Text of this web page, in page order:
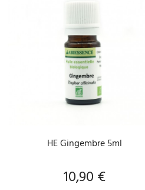
AJOUTER AU PANIER
HE Gingembre 5ml
Prix
10,90 €